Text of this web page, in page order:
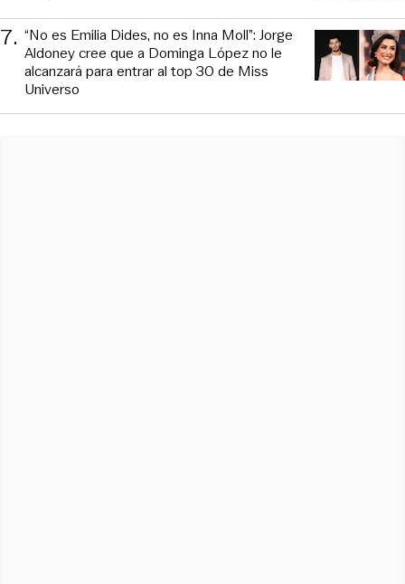
7. “No es Emilia Dides, no es Inna Moll”: Jorge
Aldoney cree que a Dominga López no le
alcanzará para entrar al top 30 de Miss
Universo